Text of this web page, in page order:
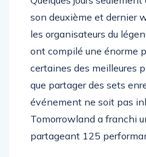
Quelques jours
son deuxième et dernier
les organisateurs du
ont compilé une énorme
certaines des meilleures
que partager des sets
événement ne soit pas
Tomorrowland a franchi